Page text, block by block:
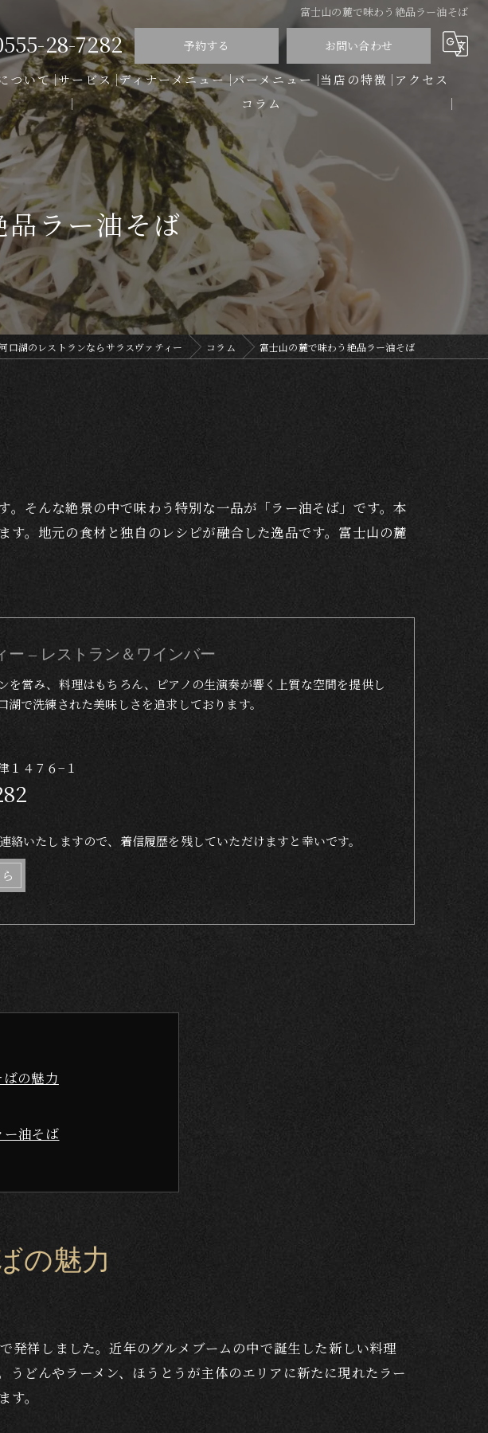
富士山の麓で味わう絶品ラー油そば
28-7282 予約する お問い合わせ
ついて サービス ディナーメニュー バーメニュー 当店の特徴
バー
ワイン
アクセス
コラム
ラー油そば
口湖のレストランならサラスヴァティー コラム 富士山の麓で味わう絶品ラー油そば
そんな絶景の中で味わう特別な一品が「ラー油そば」です。本
。地元の食材と独自のレシピが融合した逸品です。富士山の麓
ー – レストラン＆ワインバー
営み、料理はもちろん、ピアノの生演奏が響く上質な空間を提供し
で洗練された美味しさを追求しております。
１４７６−１
いたしますので、着信履歴を残していただけますと幸いです。
の魅力
ー油そば
験
しめるレストラン
エイティブなメニュー
然の恵み
り組み
の魅力
発祥しました。近年のグルメブームの中で誕生した新しい料理
どんやラーメン、ほうとうが主体のエリアに新たに現れたラー
。